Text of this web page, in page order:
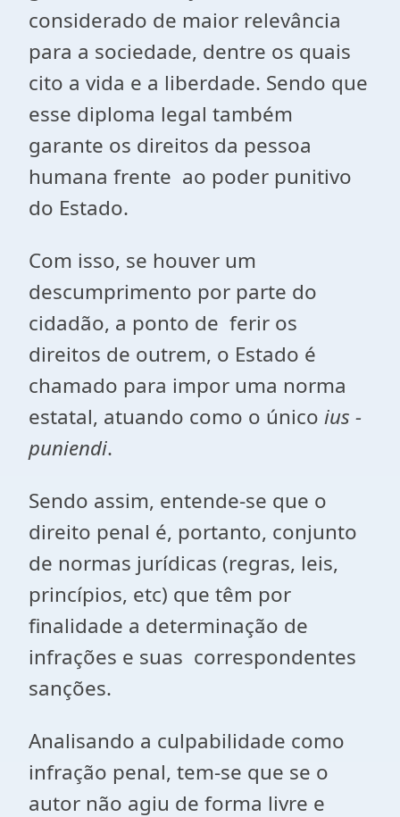
considerado de maior relevância
para a sociedade, dentre os quais
cito a vida e a liberdade. Sendo que
esse diploma legal também
garante os direitos da pessoa
humana frente ao poder punitivo
do Estado.
Com isso, se houver um
descumprimento por parte do
cidadão, a ponto de ferir os
direitos de outrem, o Estado é
chamado para impor uma norma
estatal, atuando como o único ius -
puniendi.
Sendo assim, entende-se que o
direito penal é, portanto, conjunto
de normas jurídicas (regras, leis,
princípios, etc) que têm por
finalidade a determinação de
infrações e suas correspondentes
sanções.
Analisando a culpabilidade como
infração penal, tem-se que se o
autor não agiu de forma livre e